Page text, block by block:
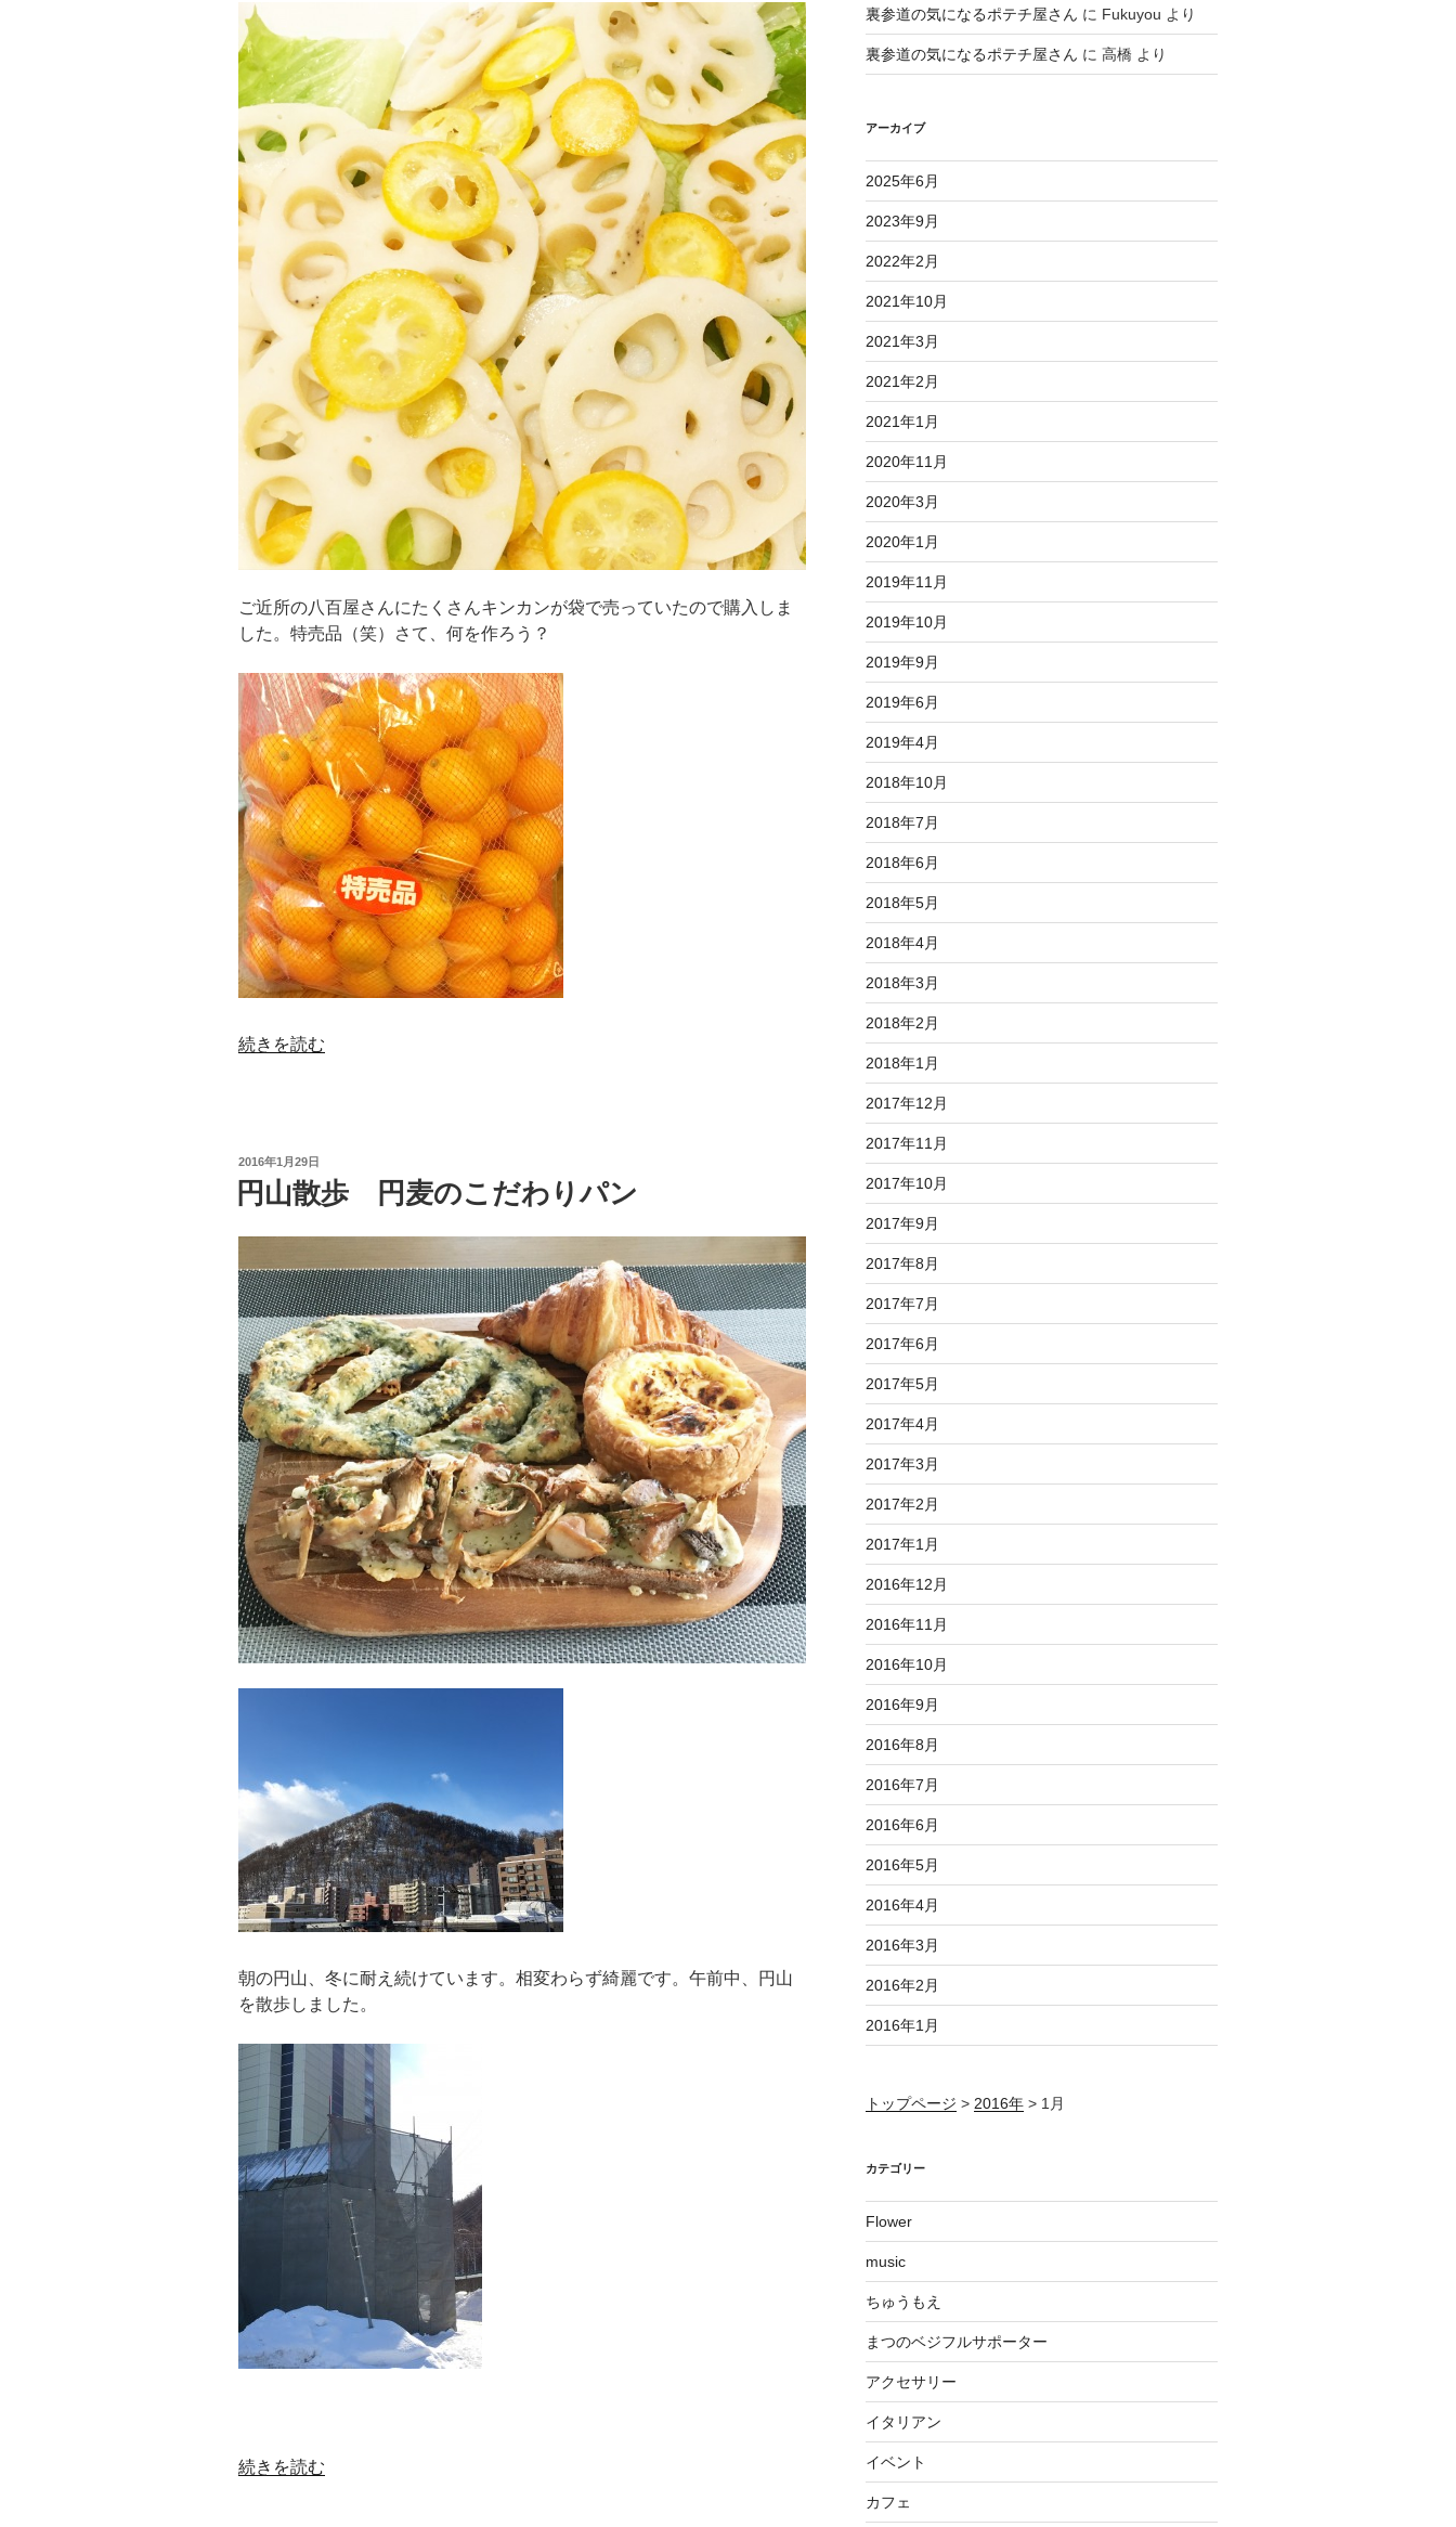
食
堂
円
山
大
三
坂”
の
ご近所の八百屋さんにたくさんキンカンが袋で売っていたので購入しま
した。特売品（笑）さて、何を作ろう？
“カ
カ
レ
ン
コ
ン
の
サ
ラ
ダ”
の
続きを読む
投
稿
日:
2016年1月29日
円山散歩 円麦のこだわりパン
朝の円山、冬に耐え続けています。相変わらず綺麗です。午前中、円山
を散歩しました。
“円
続きを読む
裏参道の気になるポテチ屋さん に Fukuyou より
裏参道の気になるポテチ屋さん に 高橋 より
アーカイブ
2025年6月
2023年9月
2022年2月
2021年10月
2021年3月
2021年2月
2021年1月
2020年11月
2020年3月
2020年1月
2019年11月
2019年10月
2019年9月
2019年6月
2019年4月
2018年10月
2018年7月
2018年6月
2018年5月
2018年4月
2018年3月
2018年2月
2018年1月
2017年12月
2017年11月
2017年10月
2017年9月
2017年8月
2017年7月
2017年6月
2017年5月
2017年4月
2017年3月
2017年2月
2017年1月
2016年12月
2016年11月
2016年10月
2016年9月
2016年8月
2016年7月
2016年6月
2016年5月
2016年4月
2016年3月
2016年2月
2016年1月
トップページ > 2016年> 1月
カテゴリー
Flower
music
ちゅうもえ
まつのベジフルサポーター
アクセサリー
イタリアン
イベント
カフェ